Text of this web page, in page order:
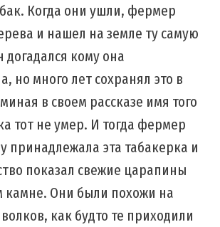
Когда они ушли, фермер
и нашел на земле ту самую
догадался кому она
но много лет сохранял это в
в своем рассказе имя того
тот не умер. И тогда фермер
принадлежала эта табакерка и
показал свежие царапины
камне. Они были похожи на
как будто те приходили